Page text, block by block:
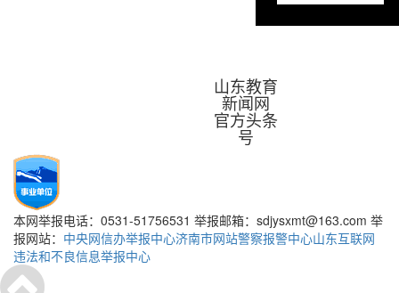
山东教育
新闻网
官方头条
号
本网举报电话：0531-51756531 举报邮箱：sdjysxmt@163.com 举
报网站： 中央网信办举报中心济南市网站警察报警中心山东互联网
违法和不良信息举报中心